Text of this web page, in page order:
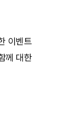
이벤트
께 대한